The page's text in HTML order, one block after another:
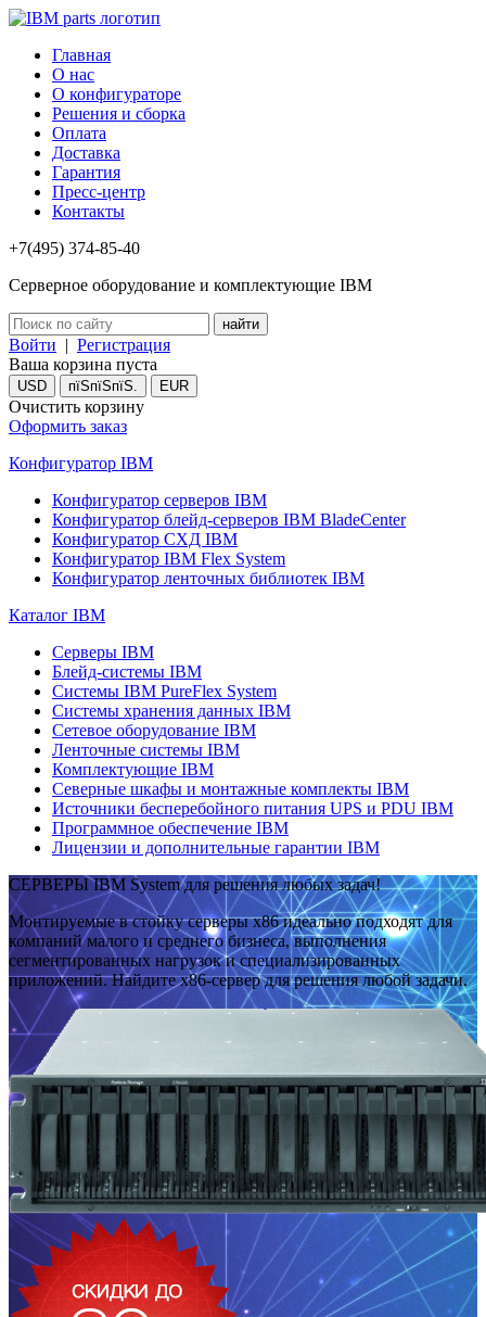
Главная
О нас
О конфигураторе
Решения и сборка
Оплата
Доставка
Гарантия
Пресс-центр
Контакты
+7(495) 374-85-40
Серверное оборудование и комплектующие IBM
Войти | Регистрация
Ваша корзина пуста
USD пїЅпїЅпїЅ. EUR
Очистить корзину
Оформить заказ
Конфигуратор IBM
Конфигуратор серверов IBM
Конфигуратор блейд-серверов IBM BladeCenter
Конфигуратор СХД IBM
Конфигуратор IBM Flex System
Конфигуратор ленточных библиотек IBM
Каталог IBM
Серверы IBM
Блейд-системы IBM
Системы IBM PureFlex System
Системы хранения данных IBM
Сетевое оборудование IBM
Ленточные системы IBM
Комплектующие IBM
Северные шкафы и монтажные комплекты IBM
Источники бесперебойного питания UPS и PDU IBM
Программное обеспечение IBM
Лицензии и дополнительные гарантии IBM
СЕРВЕРЫ IBM System для решения любых задач!
Монтируемые в стойку серверы x86 идеально подходят для
компаний малого и среднего бизнеса, выполнения
сегментированных нагрузок и специализированных
приложений. Найдите x86-сервер для решения любой задачи.